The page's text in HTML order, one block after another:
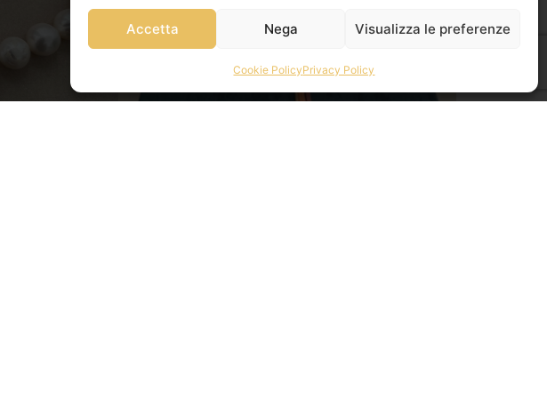
Accetta Nega Visualizza le preferenze
Cookie PolicyPrivacy Policy